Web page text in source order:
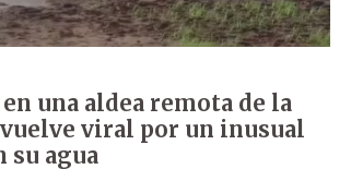
una aldea remota de la
viral por un inusual
su agua